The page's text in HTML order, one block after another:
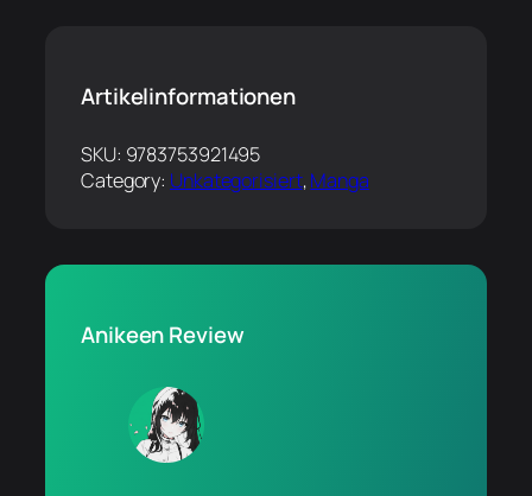
Artikelinformationen
SKU: 9783753921495
Category: Unkategorisiert, Manga
Anikeen Review